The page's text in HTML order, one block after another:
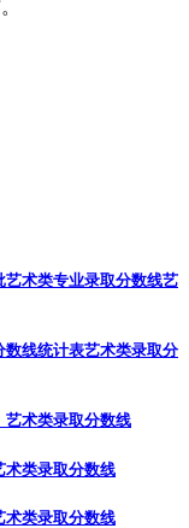
艺术类专业录取分数线艺
数线统计表艺术类录取分
艺术类录取分数线
术类录取分数线
术类录取分数线